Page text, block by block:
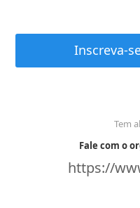
Inscreva-
Tem
Fale com o
https://